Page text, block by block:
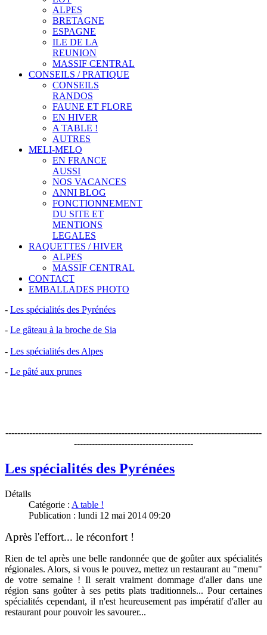
ALPES
BRETAGNE
ESPAGNE
ILE DE LA
REUNION
MASSIF CENTRAL
CONSEILS / PRATIQUE
CONSEILS
RANDOS
FAUNE ET FLORE
EN HIVER
A TABLE !
AUTRES
MELI-MELO
EN FRANCE
AUSSI
NOS VACANCES
ANNI BLOG
FONCTIONNEMENT
DU SITE ET
MENTIONS
LEGALES
RAQUETTES / HIVER
ALPES
MASSIF CENTRAL
CONTACT
EMBALLADES PHOTO
- Les spécialités des Pyrénées
- Le gâteau à la broche de Sia
- Les spécialités des Alpes
- Le pâté aux prunes
--------------------------------------------------------------------------------------
----------------------------------------
Les spécialités des Pyrénées
Détails
Catégorie : A table !
Publication : lundi 12 mai 2014 09:20
Après l'effort... le réconfort !
Rien de tel après une belle randonnée que de goûter aux spécialités
régionales. Alors, si vous le pouvez, mettez un restaurant au "menu"
de votre semaine ! Il serait vraiment dommage d'aller dans une
région sans goûter à ses petits plats traditionnels... Pour certaines
spécialités cependant, il n'est heureusement pas impératif d'aller au
restaurant pour pouvoir les savourer...